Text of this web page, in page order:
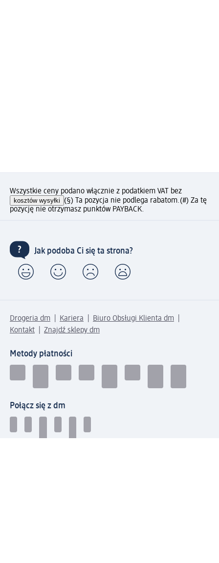
Wszystkie ceny podano włącznie z podatkiem VAT bez
kosztów wysyłki (§) Ta pozycja nie podlega rabatom.(#) Za tę
pozycję nie otrzymasz punktów PAYBACK.
Jak podoba Ci się ta strona?
Drogeria dm Kariera
Biuro Obsługi Klienta dm
Kontakt
Znajdź sklepy dm
Metody płatności
Połącz się z dm